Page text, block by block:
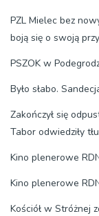
PZL Mielec bez
boją się o swoją
PSZOK w
Było słabo.
Zakończył się
Tabor odwiedziły
Kino plenerowe
Kino plenerowe
Kościół w Stróżnej